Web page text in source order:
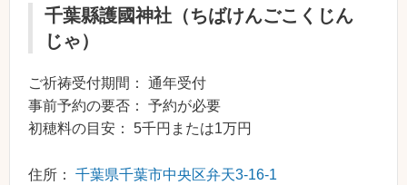
千葉縣護國神社（ちばけんごこくじん
じゃ）
ご祈祷受付期間： 通年受付
事前予約の要否： 予約が必要
初穂料の目安： 5千円または1万円
住所： 千葉県千葉市中央区弁天3-16-1